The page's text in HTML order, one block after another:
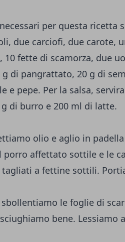
per questa ricetta
due carciofi, due carote,
10 fette di scamorza, due
di pangrattato, 20 g di
e pepe. Per la salsa,
di burro e 200 ml di latte.
olio e aglio in
porro affettato sottile e le
a fettine sottili.
le foglie di
bene.